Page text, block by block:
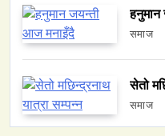
समाज
सेतो
समाज